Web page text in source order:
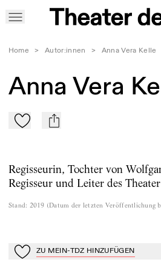
Home > Autor:innen > Anna Vera Kelle
Anna Vera
Zu Mein-TdZ hinzufügen
mail
Regisseurin, Tochter von
Regisseur und Leiter des
Stand: 2019 (Datum der letzten Veröffentlichung
Zu Mein-TdZ hinzufügen
ZU MEIN-TDZ HINZUFÜGEN